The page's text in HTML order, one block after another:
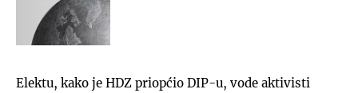
Elektu, kako je HDZ priopćio DIP-u, vode aktivisti